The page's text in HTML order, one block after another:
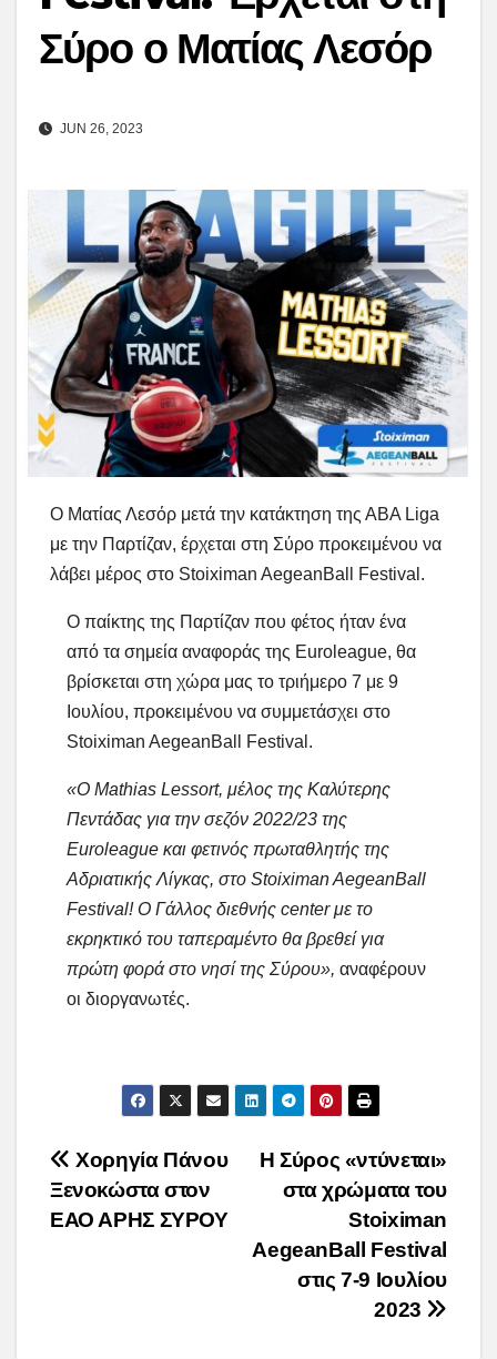
Σύρο ο Ματίας Λεσόρ
JUN 26, 2023
Ο Ματίας Λεσόρ μετά την κατάκτηση της ΑΒΑ Liga
με την Παρτίζαν, έρχεται στη Σύρο προκειμένου να
λάβει μέρος στο Stoiximan AegeanBall Festival.
Ο παίκτης της Παρτίζαν που φέτος ήταν ένα
από τα σημεία αναφοράς της Euroleague, θα
βρίσκεται στη χώρα μας το τριήμερο 7 με 9
Ιουλίου, προκειμένου να συμμετάσχει στο
Stoiximan AegeanBall Festival.
«Ο Mathias Lessort, μέλος της Καλύτερης
Πεντάδας για την σεζόν 2022/23 της
Euroleague και φετινός πρωταθλητής της
Αδριατικής Λίγκας, στο Stoiximan AegeanBall
Festival! Ο Γάλλος διεθνής center με το
εκρηκτικό του ταπεραμέντο θα βρεθεί για
πρώτη φορά στο νησί της Σύρου», αναφέρουν
οι διοργανωτές.
Post
navigation
Η Σύρος «ντύνεται»
στα χρώματα του
Stoiximan
AegeanBall Festival
στις 7-9 Ιουλίου
2023
Xορηγία Πάνου
Ξενοκώστα στον
ΕΑΟ ΑΡΗΣ ΣΥΡΟΥ